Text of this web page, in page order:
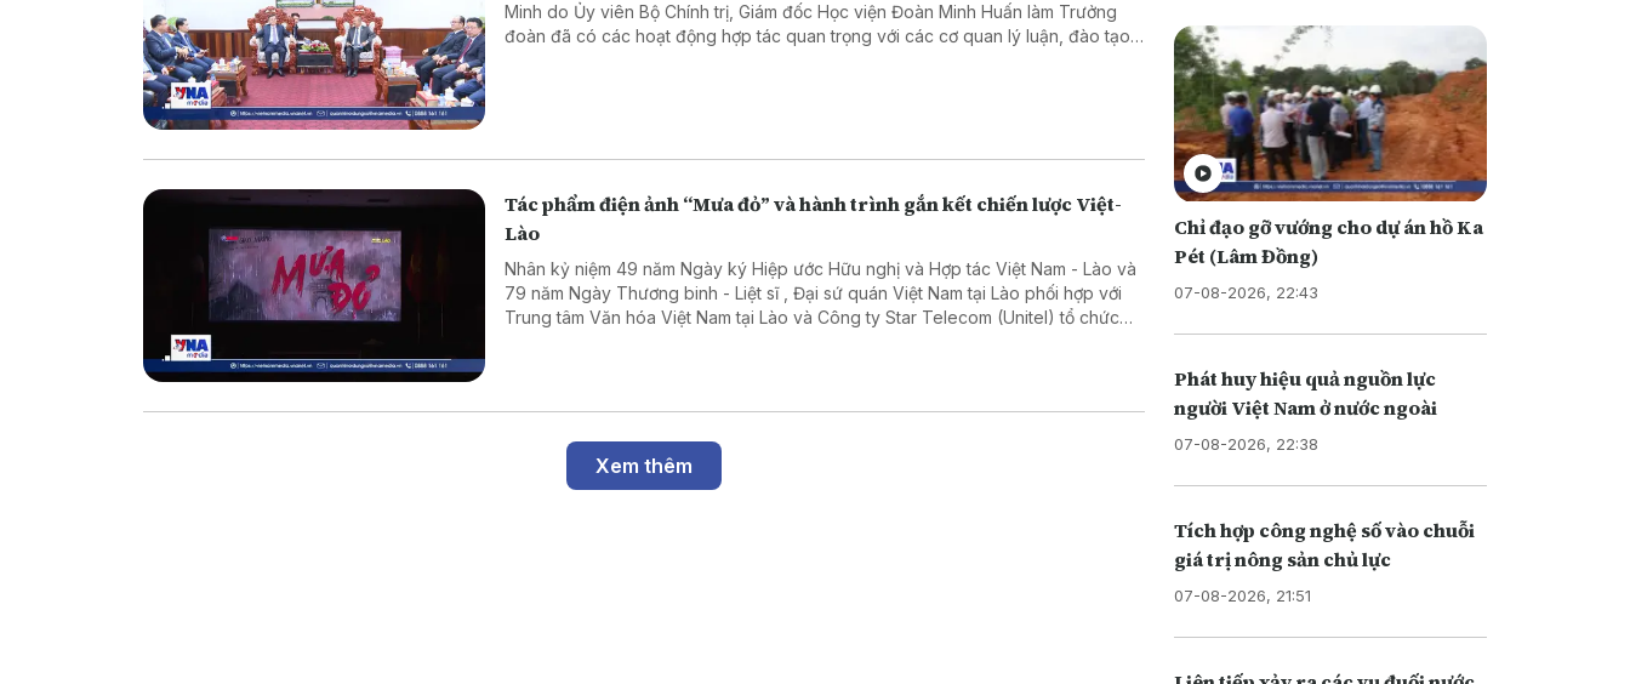
Minh do Ủy viên Bộ Chính trị, Giám đốc Học viện Đoàn Minh Huấn làm Trưởng
đoàn đã có các hoạt động hợp tác quan trọng với các cơ quan lý luận, đào tạo
Tác phẩm điện ảnh “Mưa đỏ” và hành trình gắn kết chiến lược Việt-
Lào
Nhân kỷ niệm 49 năm Ngày ký Hiệp ước Hữu nghị và Hợp tác Việt Nam - Lào và
79 năm Ngày Thương binh - Liệt sĩ , Đại sứ quán Việt Nam tại Lào phối hợp với
Trung tâm Văn hóa Việt Nam tại Lào và Công ty Star Telecom (Unitel) tổ chức
đoàn kết chiến lược giữa Việt Nam và Lào.
Xem thêm
Chỉ đạo gỡ vướng cho dự án hồ Ka
Pét (Lâm Đồng)
07-08-2026, 22:43
Phát huy hiệu quả nguồn lực
người Việt Nam ở nước ngoài
07-08-2026, 22:38
Tích hợp công nghệ số vào chuỗi
giá trị nông sản chủ lực
07-08-2026, 21:51